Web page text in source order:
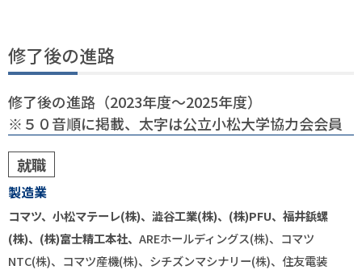
修了後の進路
修了後の進路（2023年度～2025年度）
※５０音順に掲載、太字は公立小松大学協力会会員
就職
製造業
コマツ、小松マテーレ(株)、澁谷工業(株)、(株)PFU、福井鋲螺
(株)、(株)富士精工本社、 AREホールディングス(株)、コマツ
NTC(株)、コマツ産機(株)、シチズンマシナリー(株)、住友電装